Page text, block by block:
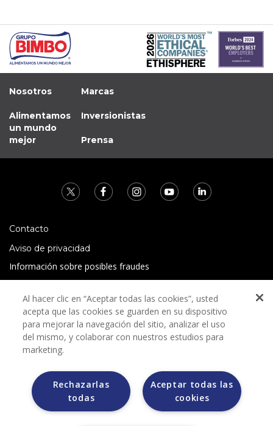
Nosotros
Alimentamos
un mundo
mejor
Marcas
Inversionistas
Prensa
Contacto
Aviso de privacidad
Información sobre posibles fraudes
Términos y condiciones
Grupo Bimbo no solicita ningún tipo de pago durante el
proceso de selección.
Al hacer clic en “Aceptar todas las cookies”, usted
acepta que las cookies se guarden en su dispositivo
para mejorar la navegación del sitio, analizar el uso
del mismo, y colaborar con nuestros estudios para
marketing.
Aceptar todas las
cookies
Rechazarlas
todas